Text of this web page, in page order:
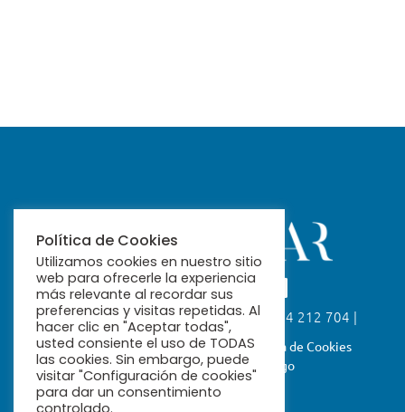
Calle Fabiola, 26. 41004 Sevilla | 954 212 704 |
ribamar@ribamar.org
Aviso LegalPolítica de PrivacidadPolítica de Cookies
Términos y Condiciones de Pago
Política de Cookies
Utilizamos cookies en nuestro sitio
web para ofrecerle la experiencia
más relevante al recordar sus
preferencias y visitas repetidas. Al
hacer clic en "Aceptar todas",
usted consiente el uso de TODAS
las cookies. Sin embargo, puede
visitar "Configuración de cookies"
para dar un consentimiento
controlado.